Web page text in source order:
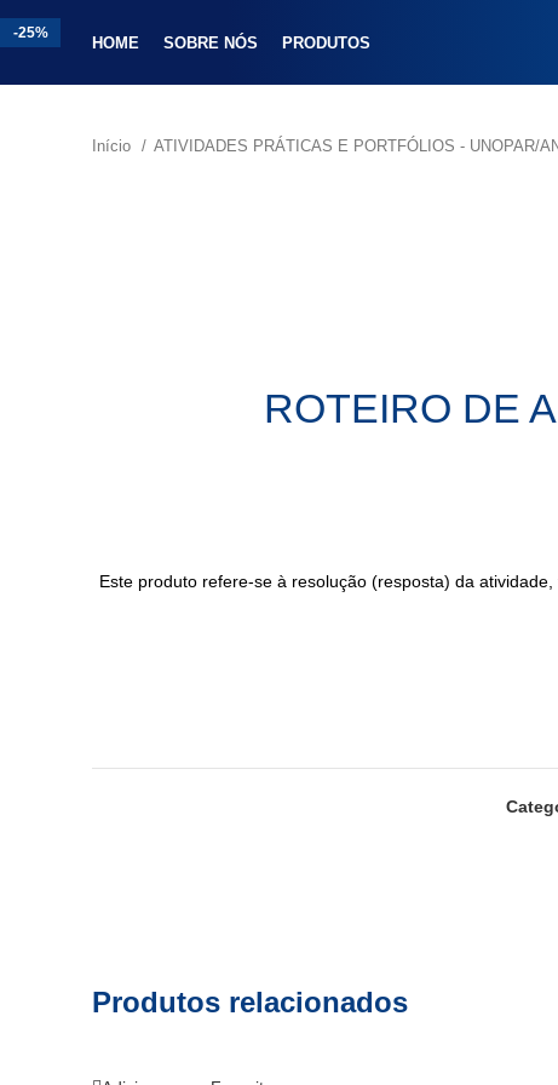
HOME SOBRE NÓS PRODUTOS
Início ATIVIDADES PRÁTICAS E PORTFÓLIOS - UNOPAR/
ROTEIRO DE
Este produto refere-se à resolução (resposta) da
Produtos relacionados
-25%
-25%
-31%
-25%
-33%
-25%